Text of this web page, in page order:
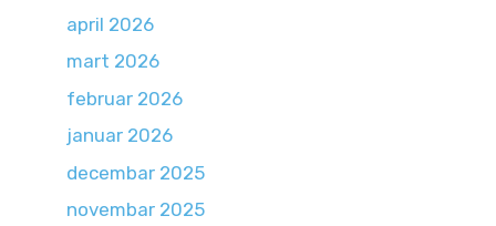
april 2026
mart 2026
februar 2026
januar 2026
decembar 2025
novembar 2025